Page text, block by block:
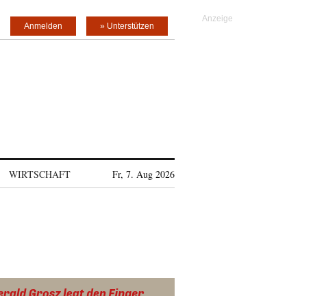
» Unterstützen
Anmelden
WIRTSCHAFT Fr, 7. Aug 2026